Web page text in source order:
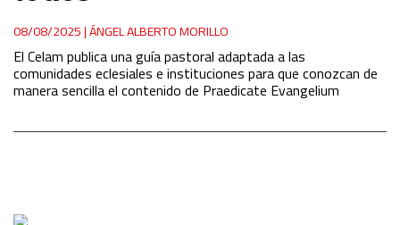
08/08/2025|ÁNGEL ALBERTO MORILLO
El Celam publica una guía pastoral adaptada a las
comunidades eclesiales e instituciones para que conozcan de
manera sencilla el contenido de Praedicate Evangelium